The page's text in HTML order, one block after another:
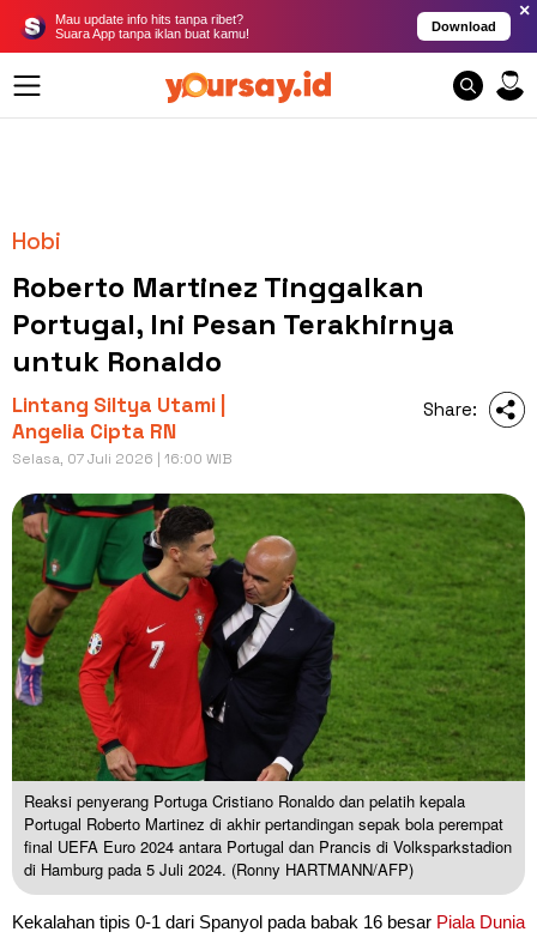
Mau update info hits tanpa ribet?
Suara App tanpa iklan buat kamu!
Download
×
Hobi
Roberto Martinez Tinggalkan
Portugal, Ini Pesan Terakhirnya
untuk Ronaldo
Lintang Siltya Utami |
Angelia Cipta RN
Selasa, 07 Juli 2026 | 16:00 WIB
Share:
Reaksi penyerang Portuga Cristiano Ronaldo dan pelatih kepala
Portugal Roberto Martinez di akhir pertandingan sepak bola perempat
final UEFA Euro 2024 antara Portugal dan Prancis di Volksparkstadion
di Hamburg pada 5 Juli 2024. (Ronny HARTMANN/AFP)
Kekalahan tipis 0-1 dari Spanyol pada babak 16 besar Piala Dunia